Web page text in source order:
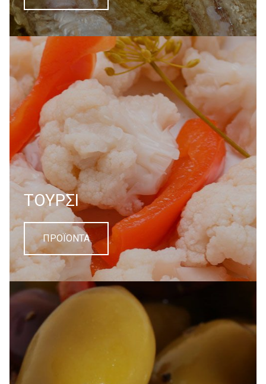
TOYΡΣΙ
ΠΡΟΪΟΝΤΑ